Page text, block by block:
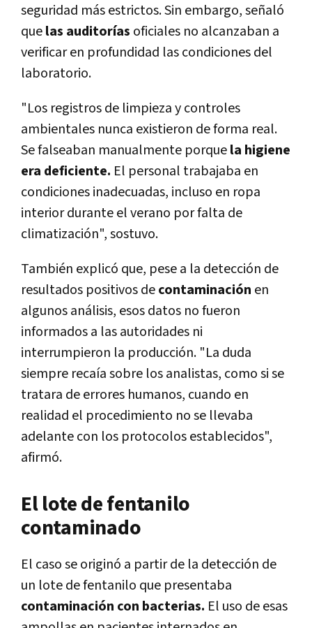
seguridad más estrictos. Sin embargo, señaló
quelas auditorías oficiales no alcanzaban a
verificar en profundidad las condiciones del
laboratorio.
"Los registros de limpieza y controles
ambientales nunca existieron de forma real.
Se falseaban manualmente porquela higiene
era deficiente. El personal trabajaba en
condiciones inadecuadas, incluso en ropa
interior durante el verano por falta de
climatización", sostuvo.
También explicó que, pese a la detección de
resultados positivos decontaminación en
algunos análisis, esos datos no fueron
informados a las autoridades ni
interrumpieron la producción. "La duda
siempre recaía sobre los analistas, como si se
tratara de errores humanos, cuando en
realidad el procedimiento no se llevaba
adelante con los protocolos establecidos",
afirmó.
El lote de fentanilo
contaminado
El caso se originó a partir de la detección de
un lote de fentanilo que presentaba
contaminación con bacterias. El uso de esas